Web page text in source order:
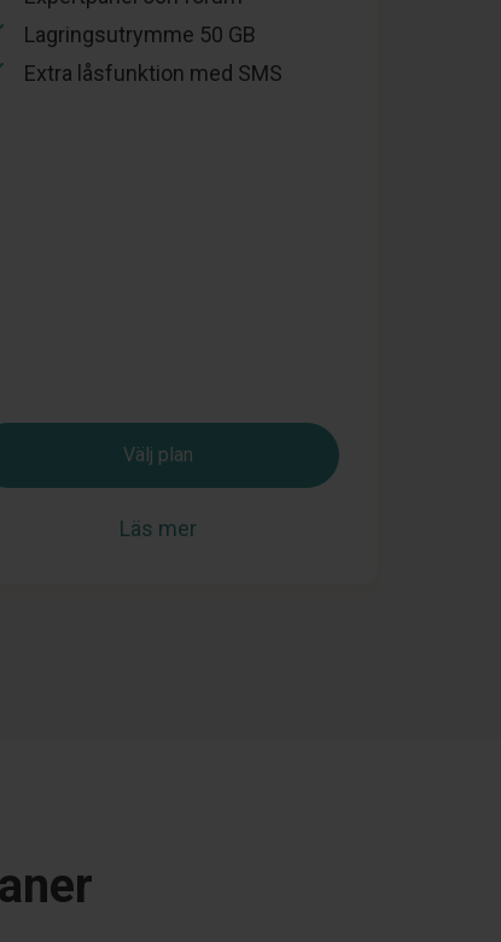
Lagringsutrymme 50 GB
Extra låsfunktion med SMS
Välj plan
Läs mer